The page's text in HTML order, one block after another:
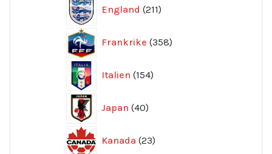
England 211
produkter
Frankrike 358
produkter
Italien 154
produkter
Japan 40
produkter
Kanada 23
produkter